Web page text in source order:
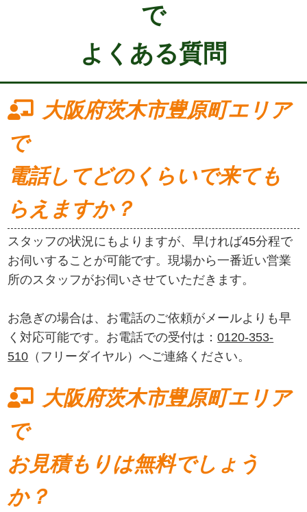
で
よくある質問
大阪府茨木市豊原町エリア
で
電話してどのくらいで来ても
らえますか？
スタッフの状況にもよりますが、早ければ45分程で
お伺いすることが可能です。現場から一番近い営業
所のスタッフがお伺いさせていただきます。
お急ぎの場合は、お電話のご依頼がメールよりも早
く対応可能です。お電話での受付は：0120-353-
510 （フリーダイヤル）へご連絡ください。
大阪府茨木市豊原町エリア
で
お見積もりは無料でしょう
か？